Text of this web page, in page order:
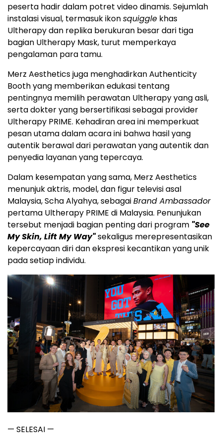
peserta hadir dalam potret video dinamis. Sejumlah
instalasi visual, termasuk ikonsquiggle khas
Ultherapy dan replika berukuran besar dari tiga
bagian Ultherapy Mask, turut memperkaya
pengalaman para tamu.
Merz Aesthetics juga menghadirkan Authenticity
Booth yang memberikan edukasi tentang
pentingnya memilih perawatan Ultherapy yang asli,
serta dokter yang bersertifikasi sebagai provider
Ultherapy PRIME. Kehadiran area ini memperkuat
pesan utama dalam acara ini bahwa hasil yang
autentik berawal dari perawatan yang autentik dan
penyedia layanan yang tepercaya.
Dalam kesempatan yang sama, Merz Aesthetics
menunjuk aktris, model, dan figur televisi asal
Malaysia, Scha Alyahya, sebagaiBrand Ambassador
pertama Ultherapy PRIME di Malaysia. Penunjukan
tersebut menjadi bagian penting dari program "See
My Skin, Lift My Way"sekaligus merepresentasikan
kepercayaan diri dan ekspresi kecantikan yang unik
pada setiap individu.
— SELESAI —